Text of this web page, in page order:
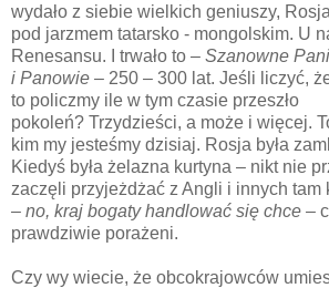
wydało z siebie wielkich geniuszy,
pod jarzmem tatarsko - mongolskim. U
Renesansu. I trwało to – Szanowne
i Panowie – 250 – 300 lat. Jeśli liczyć,
to policzmy ile w tym czasie przeszło
pokoleń? Trzydzieści, a może i więcej.
kim my jesteśmy dzisiaj. Rosja była
Kiedyś była żelazna kurtyna – nikt nie
zaczęli przyjeżdżać z Angli i innych tam
– no, kraj bogaty handlować się chce –
prawdziwie porażeni.
Czy wy wiecie, że obcokrajowców